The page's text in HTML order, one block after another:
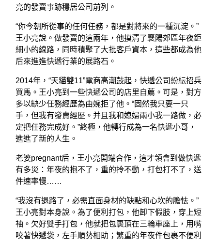
亮的發賣事跡穩居公司前列。
“你今朝所從事的任何任務，都是對將來的一種沉淀。”
王小亮說。做發賣的這兩年，他摸清了襄陽郊區年夜鉅
細小的線路，同時積聚了大批客戶資本，這些都成為他
后來進進快遞行業的展路石。
2014年，“天貓雙11”電商高潮鼓起，快遞公司紛紜招兵
買馬。王小亮到一些快遞公司的店里自薦。可是，對方
多以缺少任務經歷為由婉拒了他。“固然我只要一只
手，但我有發賣經歷。并且我和媳婦兩小我一路做，必
定把任務完成好。”終極，他轉行成為一名快遞小哥，
進進了新的人生。
老婆pregnant后，王小亮開端合作，這才領會到做快遞
有多災：年夜的抱不了，重的拎不動，打包打不了，送
件速率慢……
“我沒有退路了，必需直面身材的缺點和心坎的膽怯。”
王小亮對本身說。為了便利打包，他卸下假肢，穿上短
袖。欠好雙手打包，他就把包裹頂在三輪車座上，用嘴
咬著快遞袋，左手順勢相助；繁重的年夜件包裹不便利